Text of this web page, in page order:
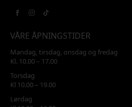
VÅRE ÅPNINGSTIDER
Mandag, tirsdag, onsdag og fredag
Kl. 10.00 – 17.00
Torsdag
Kl 10.00 – 19.00
Lørdag